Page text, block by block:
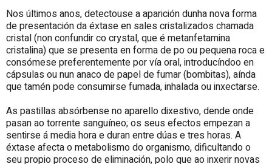
Nos últimos anos, detectouse a aparición dunha nova forma
de presentación da éxtase en sales cristalizados chamada
cristal (non confundir co crystal, que é metanfetamina
cristalina) que se presenta en forma de po ou pequena roca e
consómese preferentemente por vía oral, introducíndoo en
cápsulas ou nun anaco de papel de fumar (bombitas), aínda
que tamén pode consumirse fumada, inhalada ou inxectarse.
As pastillas absórbense no aparello dixestivo, dende onde
pasan ao torrente sanguíneo; os seus efectos empezan a
sentirse á media hora e duran entre dúas e tres horas. A
éxtase afecta o metabolismo do organismo, dificultando o
seu propio proceso de eliminación, polo que ao inxerir novas